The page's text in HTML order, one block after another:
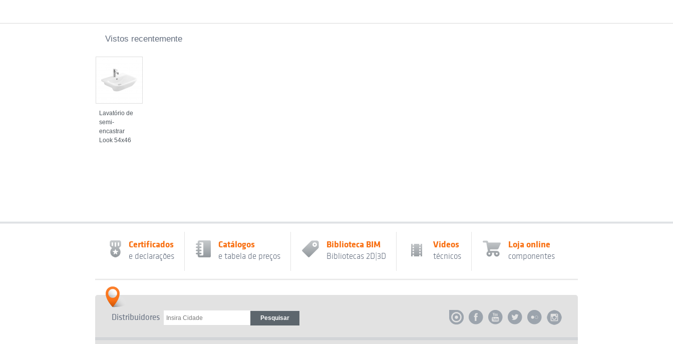
Vistos recentemente
Lavatório de
semi-
encastrar
Look 54x46
Certificados
e declarações
Catálogos
e tabela de preços
Biblioteca BIM
Bibliotecas 2D|3D
Videos
técnicos
Loja online
componentes
Distribuidores